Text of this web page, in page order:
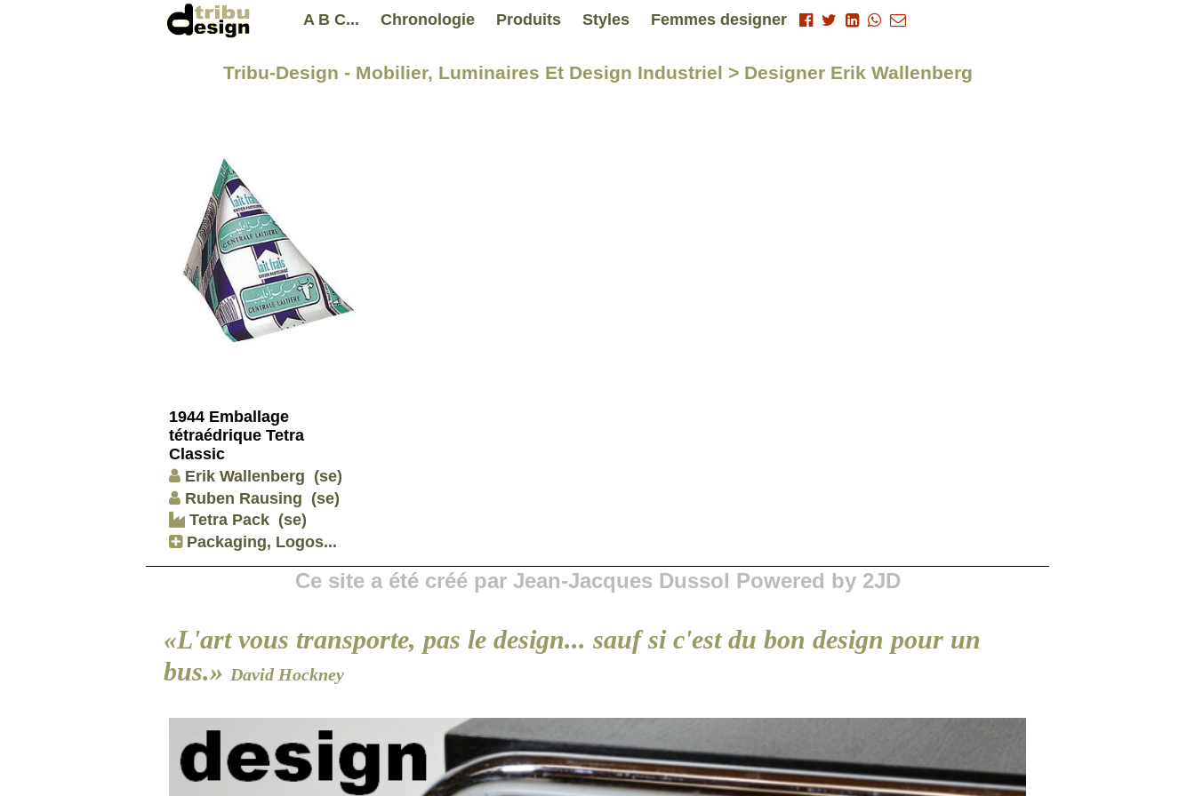
A B C... Chronologie Produits Styles Femmes designer
Tribu-Design - Mobilier, Luminaires Et Design Industriel > Designer Erik Wallenberg
1944 Emballage
tétraédrique Tetra
Classic
Erik Wallenberg (se)
Ruben Rausing (se)
Tetra Pack (se)
Packaging, Logos...
Ce site a été créé par Jean-Jacques Dussol Powered by 2JD
«L'art vous transporte, pas le design... sauf si c'est du bon design pour un
bus.» David Hockney